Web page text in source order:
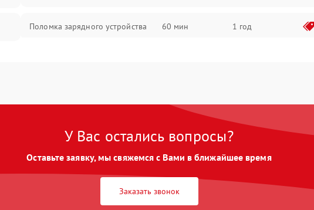
Поломка зарядного устройства 60 мин 1 год
Неисправность системы
индикации
60 мин 1 год
Неисправность системы защиты от
1 год
У Вас остались вопросы?
Оставьте заявку, мы свяжемся с Вами в ближайшее время
Заказать звонок